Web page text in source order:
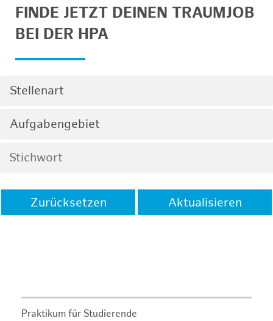
FINDE JETZT DEINEN TRAUMJOB
BEI DER HPA
Stellenart
Aufgabengebiet
Zurücksetzen Aktualisieren
Praktikum für Studierende